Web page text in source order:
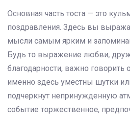
Основная часть тоста — это
поздравления. Здесь вы
мысли самым ярким и
Будь то выражение любви,
благодарности, важно говорить
именно здесь уместны шутки
подчеркнут непринужденную
событие торжественное,